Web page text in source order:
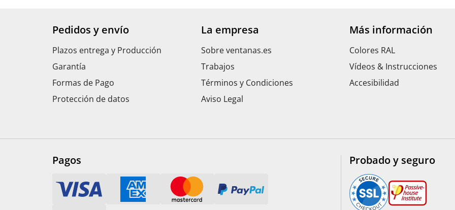
Pedidos y envío
Plazos entrega y Producción
Garantía
Formas de Pago
Protección de datos
La empresa
Sobre ventanas.es
Trabajos
Términos y Condiciones
Aviso Legal
Más información
Colores RAL
Vídeos & Instrucciones
Accesibilidad
Pagos Probado y seguro